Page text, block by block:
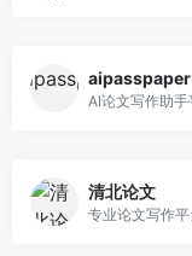
aipasspaper
清北论文